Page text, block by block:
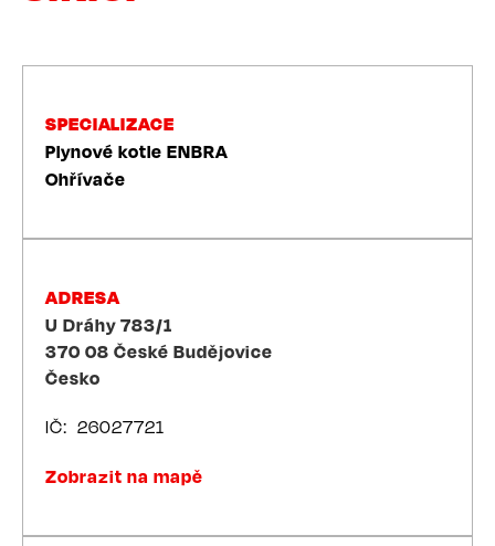
SPECIALIZACE
Plynové kotle ENBRA
Ohřívače
ADRESA
U Dráhy 783/1
370 08 České Budějovice
Česko
IČ 26027721
Zobrazit na mapě